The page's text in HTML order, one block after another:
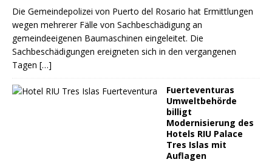
Die Gemeindepolizei von Puerto del Rosario hat Ermittlungen
wegen mehrerer Fälle von Sachbeschädigung an
gemeindeeigenen Baumaschinen eingeleitet. Die
Sachbeschädigungen ereigneten sich in den vergangenen
Tagen […]
Fuerteventuras
Umweltbehörde
billigt
Modernisierung des
Hotels RIU Palace
Tres Islas mit
Auflagen